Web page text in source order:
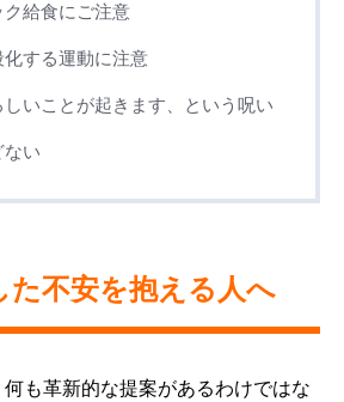
ク給食にご注意
する運動に注意
しいことが起きます、という呪い
ない
た不安を抱える人へ
も革新的な提案があるわけではな